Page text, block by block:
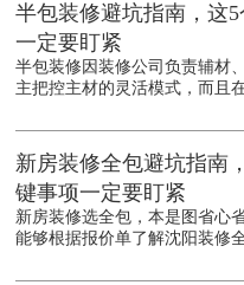
半包装修避坑指南，这5
一定要盯紧
半包装修因装修公司负责辅材
主把控主材的灵活模式，而且
新房装修全包避坑指南
键事项一定要盯紧
新房装修选全包，本是图省心
能够根据报价单了解沈阳装修